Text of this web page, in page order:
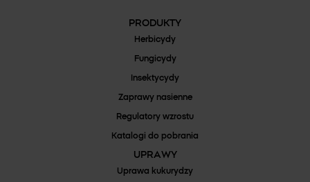
PRODUKTY
Herbicydy
Fungicydy
Insektycydy
Zaprawy nasienne
Regulatory wzrostu
Katalogi do pobrania
UPRAWY
Uprawa kukurydzy